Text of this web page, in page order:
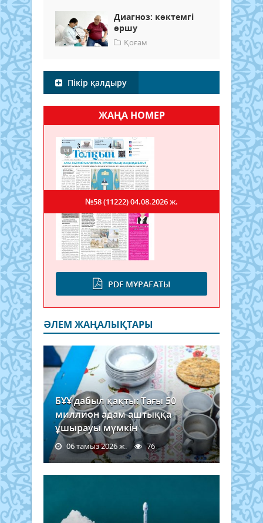
Диагноз: көктемгі
өршу
Қоғам
Пікір қалдыру
ЖАҢА НОМЕР
PDF МҰРАҒАТЫ
№58 (11222)04.08.2026 ж.
ӘЛЕМ ЖАҢАЛЫҚТАРЫ
БҰҰ дабыл қақты: Тағы 50
миллион адам аштыққа
ұшырауы мүмкін
06 тамыз 2026 ж. 76